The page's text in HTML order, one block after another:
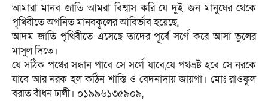
আমারা মানব জাতি আমরা বিশ্বাস করি যে দুই জন মানুষের থেকে
পৃথিবীতে অগনিত মানবকূলের আবির্ভাব হয়েছে,
আদম জাতি পৃথিবীতে এসেছে তাদের পূর্বে সর্গে করে আসা ভুলের
মাসুল দিতে।
যে সঠিক পথের সন্ধান পাবে সে সর্গে যাবে,যে পথভ্রষ্ট হবে সে নরকে
যাবে আর নরক হল কঠিন শাস্তি ও বেদনাদায় জায়গা। মোঃ রাওফুল
বরাত বাঁধন ঢালী। ০১৯৯৬১৩৫৯০৯,